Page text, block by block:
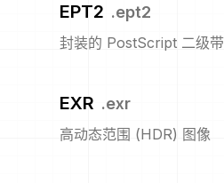
EPT2 .ept2
封装的 PostScript 二级
EXR .exr
高动态范围 (HDR) 图像